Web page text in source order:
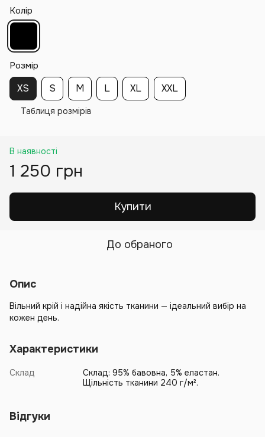
Колір
Розмір
XS S M L XL XXL
Таблиця розмірів
В наявності
1 250 грн
Купити
До обраного
Опис
Вільний крій і надійна якість тканини — ідеальний вибір на
кожен день.
Характеристики
Склад
Склад: 95% бавовна, 5% еластан.
Щільність тканини 240 г/м².
Відгуки